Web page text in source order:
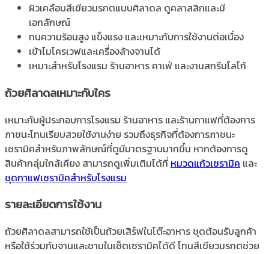
ผิวเคลือบสีเขียวมรกตแบบศิลาดล ดูคลาสสิกและมี
เอกลักษณ์
ทนความร้อนสูง แข็งแรง และเหมาะกับการใช้งานต่อเนื่อง
เข้าไมโครเวฟและเครื่องล้างจานได้
เหมาะสำหรับโรงแรม ร้านอาหาร คาเฟ่ และงานสกรีนโลโก้
ถ้วยศิลาดลเหมาะกับใคร
เหมาะกับผู้ประกอบการโรงแรม ร้านอาหาร และร้านกาแฟที่ต้องการ
ภาชนะโทนเรียบสวยใช้งานง่าย รวมถึงธุรกิจที่ต้องการภาชนะ
เซรามิคสำหรับภาพลักษณ์ที่ดูมีมาตรฐานมากขึ้น หากต้องการดู
สินค้ากลุ่มใกล้เคียง สามารถดูเพิ่มเติมได้ที่ หมวดแก้วเซรามิค และ
ชุดกาแฟเซรามิคสำหรับโรงแรม
รายละเอียดการใช้งาน
ถ้วยศิลาดลสามารถใช้เป็นถ้วยเสิร์ฟในโต๊ะอาหาร ชุดต้อนรับลูกค้า
หรือใช้ร่วมกับจานและชามในเซ็ตเซรามิคได้ดี โทนสีเขียวมรกตช่วย